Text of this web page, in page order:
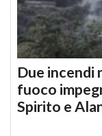
Due incendi
fuoco
Spirito e